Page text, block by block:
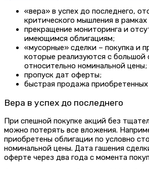
«вера» в успех до последнего,
критического мышления в
прекращение мониторинга и
имеющимся облигациям;
«мусорные» сделки – покупка и
которые реализуются с большой
относительно номинальной цены;
пропуск дат оферты;
быстрая продажа приобретенных
Вера в успех до последнего
При спешной покупке акций без
можно потерять все вложения.
приобретены облигации по условно
номинальной цены. Дата гашения
оферте через два года с момента